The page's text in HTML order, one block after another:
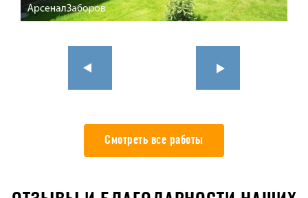
Смотреть все работы